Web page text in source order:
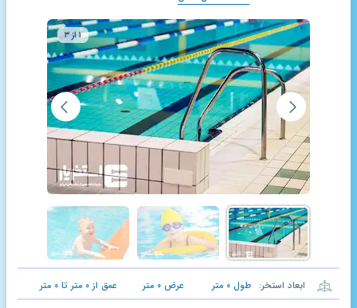
۱ از ۳
ابعاد استخر: طول ۰ متر عرض۰ متر عمق از۰ متر تا۰ متر